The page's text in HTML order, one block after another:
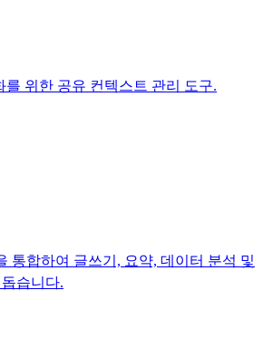
위한 공유 컨텍스트 관리 도구.
통합하여 글쓰기, 요약, 데이터 분석 및
습니다.